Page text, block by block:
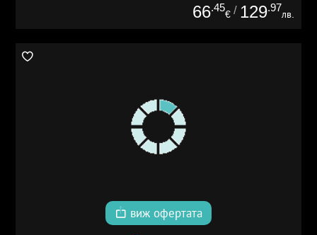
66.45
€ / 129.97
лв.
виж офертата